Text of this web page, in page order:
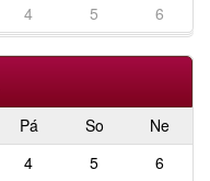
4 5 6
Pá So
Ne
4 5
6